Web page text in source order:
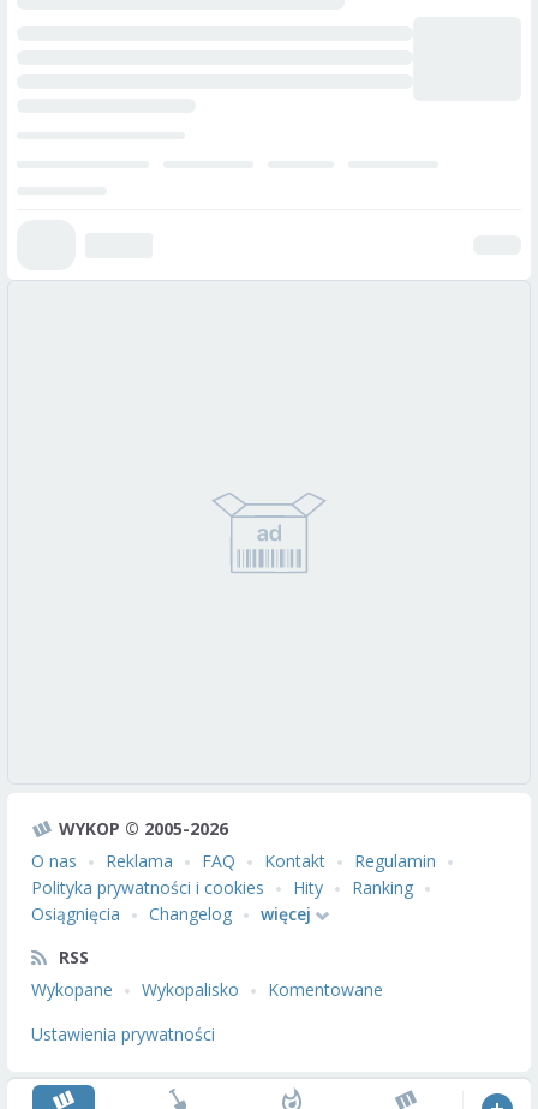
WYKOP © 2005-2026
O nas
Reklama FAQ Kontakt
Regulamin
Polityka prywatności i cookies
Hity
Ranking
Osiągnięcia
Changelog
więcej
RSS
Wykopane
Wykopalisko
Komentowane
Ustawienia prywatności